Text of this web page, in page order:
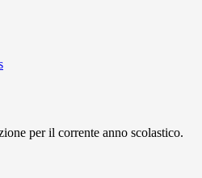
per il corrente anno scolastico.